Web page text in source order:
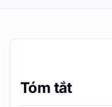
Tóm tắt